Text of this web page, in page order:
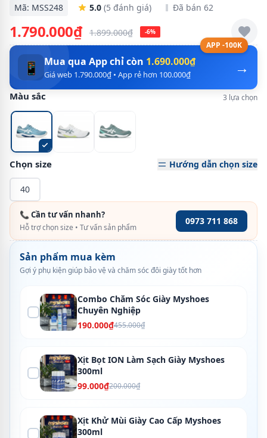
Mã: MSS248 5.0 (5 đánh giá) Đã bán 62
1.790.000₫ 1.899.000₫ -6%
APP -100K
→
📱 Mua qua App chỉ còn 1.690.000₫
Giá web 1.790.000₫ • App rẻ hơn 100.000₫
Màu sắc 3 lựa chọn
Chọn size Hướng dẫn chọn size
40
📞 Cần tư vấn nhanh?
Hỗ trợ chọn size • Tư vấn sản phẩm
0973 711 868
Sản phẩm mua kèm
Gợi ý phụ kiện giúp bảo vệ và chăm sóc đôi giày tốt hơn
Combo Chăm Sóc Giày Myshoes
Chuyên Nghiệp
190.000₫455.000₫
Xịt Bọt ION Làm Sạch Giày Myshoes
300ml
99.000₫200.000₫
Xịt Khử Mùi Giày Cao Cấp Myshoes
300ml